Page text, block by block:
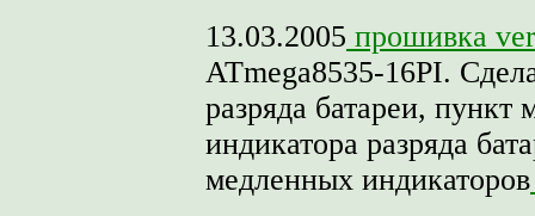
13.03.2005 прошивка
ATmega8535-16PI.
разряда батареи,
индикатора разряда
медленных индикаторов